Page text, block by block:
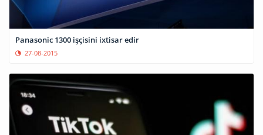
Panasonic 1300 işçisini ixtisar edir
27-08-2015